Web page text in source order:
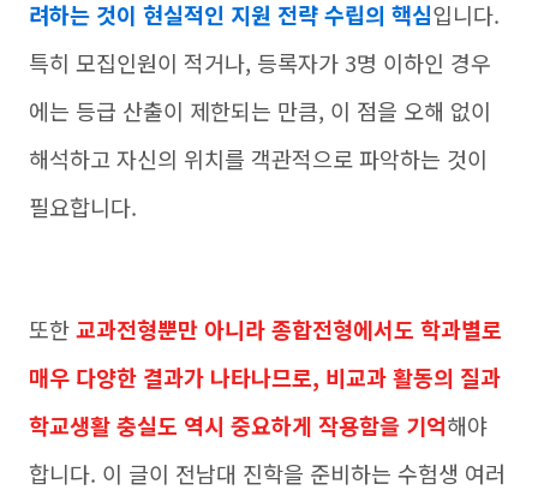
려하는 것이 현실적인 지원 전략 수립의 핵심입니다.
특히 모집인원이 적거나, 등록자가 3명 이하인 경우
에는 등급 산출이 제한되는 만큼, 이 점을 오해 없이
해석하고 자신의 위치를 객관적으로 파악하는 것이
필요합니다.
또한교과전형뿐만 아니라 종합전형에서도 학과별로
매우 다양한 결과가 나타나므로, 비교과 활동의 질과
학교생활 충실도 역시 중요하게 작용함을 기억해야
합니다. 이 글이 전남대 진학을 준비하는 수험생 여러